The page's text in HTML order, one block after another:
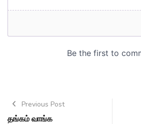
Previous Post
தங்கம் வாங்க